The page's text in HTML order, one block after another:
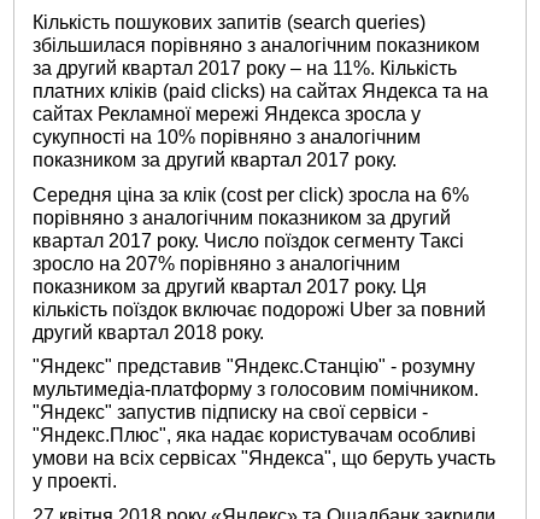
Кількість пошукових запитів (search queries)
збільшилася порівняно з аналогічним показником
за другий квартал 2017 року – на 11%. Кількість
платних кліків (paid clicks) на сайтах Яндекса та на
сайтах Рекламної мережі Яндекса зросла у
сукупності на 10% порівняно з аналогічним
показником за другий квартал 2017 року.
Середня ціна за клік (cost per click) зросла на 6%
порівняно з аналогічним показником за другий
квартал 2017 року. Число поїздок сегменту Таксі
зросло на 207% порівняно з аналогічним
показником за другий квартал 2017 року. Ця
кількість поїздок включає подорожі Uber за повний
другий квартал 2018 року.
"Яндекс" представив "Яндекс.Станцію" - розумну
мультимедіа-платформу з голосовим помічником.
"Яндекс" запустив підписку на свої сервіси -
"Яндекс.Плюс", яка надає користувачам особливі
умови на всіх сервісах "Яндекса", що беруть участь
у проекті.